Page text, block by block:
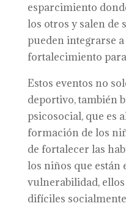
esparcimiento
los otros y salen de
pueden integrarse
fortalecimiento
Estos eventos no
deportivo, también
psicosocial, que es
formación de los
de fortalecer las
los niños que están
vulnerabilidad,
difíciles